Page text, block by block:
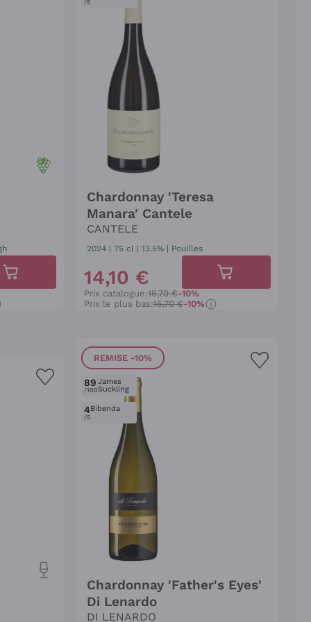
/5
Chardonnay 'Teresa
Manara' Cantele
CANTELE
2024| 75 cl | 13.5% | Pouilles
14,10 €
Prix catalogue:15,70 €-10%
Prix le plus bas:15,70 €-10%
REMISE -10%
89
/100
James
Suckling
4
/5
Bibenda
Chardonnay 'Father's Eyes'
Di Lenardo
DI LENARDO